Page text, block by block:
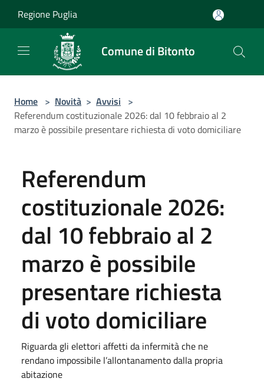
Regione Puglia
Comune di Bitonto
Home > Novità > Avvisi >
Referendum costituzionale 2026: dal 10 febbraio al 2
marzo è possibile presentare richiesta di voto domiciliare
Referendum
costituzionale 2026:
dal 10 febbraio al 2
marzo è possibile
presentare richiesta
di voto domiciliare
Riguarda gli elettori affetti da infermità che ne
rendano impossibile l’allontanamento dalla propria
abitazione